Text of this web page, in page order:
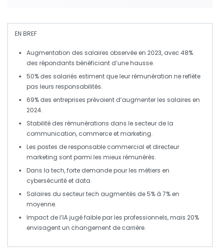
EN BREF
Augmentation des salaires observée en 2023, avec 48%
des répondants bénéficiant d’une hausse.
50% des salariés estiment que leur rémunération ne reflète
pas leurs responsabilités.
69% des entreprises prévoient d’augmenter les salaires en
2024.
Stabilité des rémunérations dans le secteur de la
communication, commerce etmarketing.
Les postes deresponsable commercial et directeur
marketing sont parmi les mieux rémunérés.
Dans la tech, forte demande pour les métiers en
cybersécurité et data.
Salaires du secteur tech augmentés de5% à 7% en
moyenne.
Impact de l’IAjugé faible par les professionnels, mais 20%
envisagent un changement de carrière.